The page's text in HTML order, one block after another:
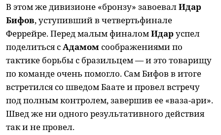
В этом же дивизионе «бронзу» завоевалИдар
Бифов, уступивший в четвертьфинале
Феррейре. Перед малым финаломИдаруспел
поделиться сАдамом соображениями по
тактике борьбы с бразильцем — и это товарищу
по команде очень помогло. Сам Бифов в итоге
встретился со шведом Баате и провел встречу
под полным контролем, завершив ее «ваза-ари».
Швед же ни одного результативного действия
так и не провел.